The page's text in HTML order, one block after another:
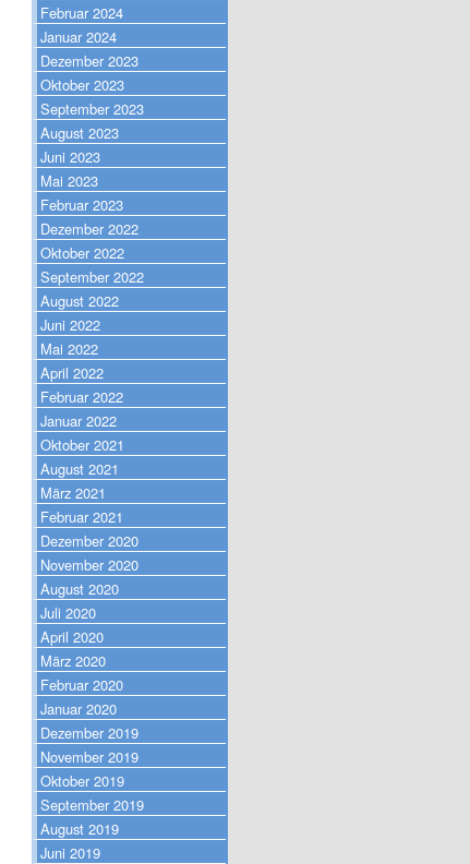
Februar 2024
Januar 2024
Dezember 2023
Oktober 2023
September 2023
August 2023
Juni 2023
Mai 2023
Februar 2023
Dezember 2022
Oktober 2022
September 2022
August 2022
Juni 2022
Mai 2022
April 2022
Februar 2022
Januar 2022
Oktober 2021
August 2021
März 2021
Februar 2021
Dezember 2020
November 2020
August 2020
Juli 2020
April 2020
März 2020
Februar 2020
Januar 2020
Dezember 2019
November 2019
Oktober 2019
September 2019
August 2019
Juni 2019